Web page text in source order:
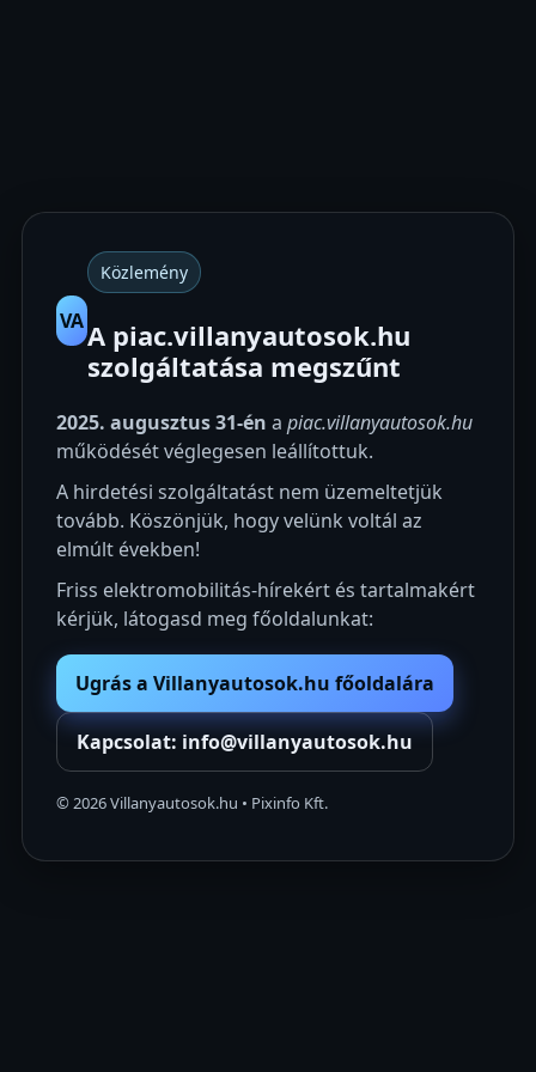
VA
Közlemény
A piac.villanyautosok.hu
szolgáltatása megszűnt
2025. augusztus 31-én a piac.villanyautosok.hu
működését véglegesen leállítottuk.
A hirdetési szolgáltatást nem üzemeltetjük
tovább. Köszönjük, hogy velünk voltál az
elmúlt években!
Friss elektromobilitás-hírekért és tartalmakért
kérjük, látogasd meg főoldalunkat:
Ugrás a Villanyautosok.hu főoldalára
Kapcsolat: info@villanyautosok.hu
© 2026Villanyautosok.hu • Pixinfo Kft.